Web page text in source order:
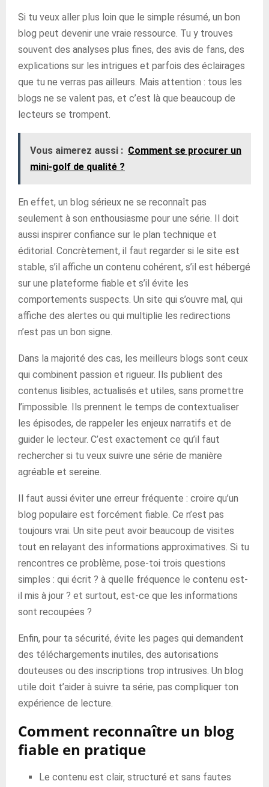
Si tu veux aller plus loin que le simple résumé, un bon
blog peut devenir une vraie ressource. Tu y trouves
souvent des analyses plus fines, des avis de fans, des
explications sur les intrigues et parfois des éclairages
que tu ne verras pas ailleurs. Mais attention : tous les
blogs ne se valent pas, et c’est là que beaucoup de
lecteurs se trompent.
Vous aimerez aussi : Comment se procurer un
mini-golf de qualité ?
En effet, un blog sérieux ne se reconnaît pas
seulement à son enthousiasme pour une série. Il doit
aussi inspirer confiance sur le plan technique et
éditorial. Concrètement, il faut regarder si le site est
stable, s’il affiche un contenu cohérent, s’il est hébergé
sur une plateforme fiable et s’il évite les
comportements suspects. Un site qui s’ouvre mal, qui
affiche des alertes ou qui multiplie les redirections
n’est pas un bon signe.
Dans la majorité des cas, les meilleurs blogs sont ceux
qui combinent passion et rigueur. Ils publient des
contenus lisibles, actualisés et utiles, sans promettre
l’impossible. Ils prennent le temps de contextualiser
les épisodes, de rappeler les enjeux narratifs et de
guider le lecteur. C’est exactement ce qu’il faut
rechercher si tu veux suivre une série de manière
agréable et sereine.
Il faut aussi éviter une erreur fréquente : croire qu’un
blog populaire est forcément fiable. Ce n’est pas
toujours vrai. Un site peut avoir beaucoup de visites
tout en relayant des informations approximatives. Si tu
rencontres ce problème, pose-toi trois questions
simples : qui écrit ? à quelle fréquence le contenu est-
il mis à jour ? et surtout, est-ce que les informations
sont recoupées ?
Enfin, pour ta sécurité, évite les pages qui demandent
des téléchargements inutiles, des autorisations
douteuses ou des inscriptions trop intrusives. Un blog
utile doit t’aider à suivre ta série, pas compliquer ton
expérience de lecture.
Comment reconnaître un blog
fiable en pratique
Le contenu est clair, structuré et sans fautes